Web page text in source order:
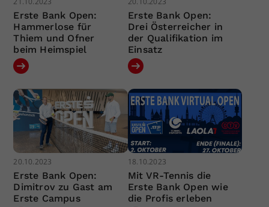
Erste Bank Open:
Hammerlose für
Thiem und Ofner
beim Heimspiel
Erste Bank Open:
Drei Österreicher in
der Qualifikation im
Einsatz
20.10.2023
Erste Bank Open:
Dimitrov zu Gast am
Erste Campus
18.10.2023
Mit VR-Tennis die
Erste Bank Open wie
die Profis erleben